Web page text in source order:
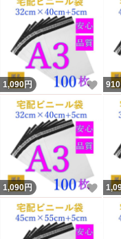
1,090円 い
910
1,090円 い